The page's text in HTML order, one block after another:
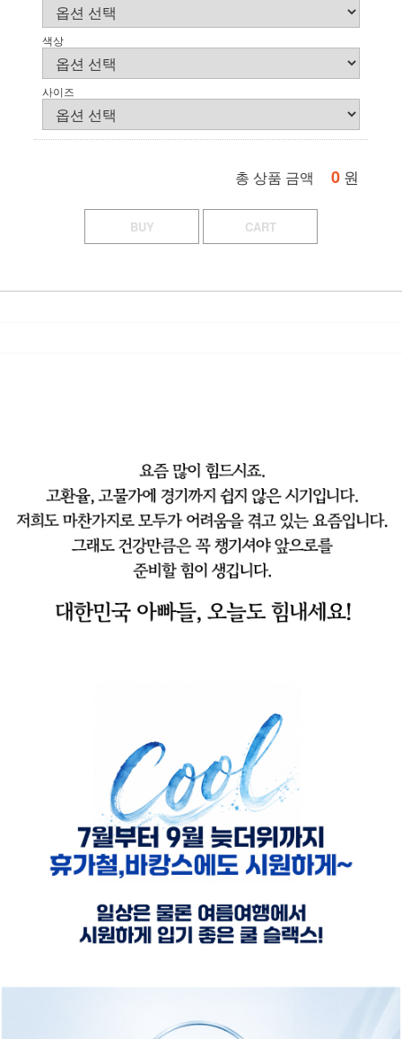
색상
사이즈
총 상품 금액 0 원
BUY CART